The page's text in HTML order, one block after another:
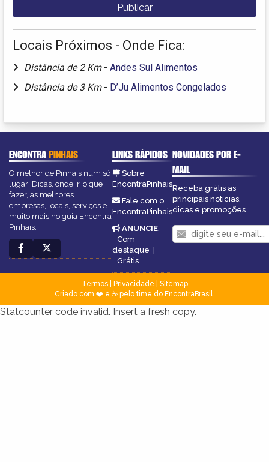
Locais Próximos - Onde Fica:
Distância de 2 Km - Andes Sul Alimentos
Distância de 3 Km - D’Ju Alimentos Congelados
ENCONTRAPINHAIS
O melhor de Pinhais num só
lugar! Dicas, onde ir, o que
fazer, as melhores
empresas, locais, serviços e
muito mais no guia Encontra
Pinhais.
LINKS RÁPIDOS
Sobre
EncontraPinhais
Fale com o
EncontraPinhais
ANUNCIE:
Com
destaque |
Grátis
NOVIDADES POR E-
MAIL
Receba grátis as
principais notícias,
dicas e promoções
Termos| Privacidade
Sitemap
Criado com ❤️ e ☕ pelo time do EncontraBrasil
Statcounter code invalid. Insert a fresh copy.